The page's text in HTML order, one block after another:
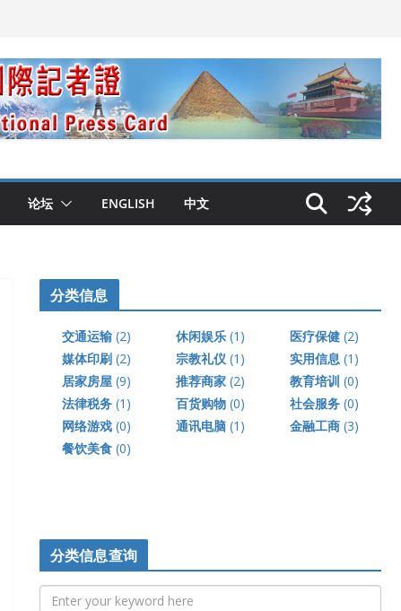
论坛 ENGLISH 中文
分类信息
交通运输 (2) 休闲娱乐 (1) 医疗保健 (2)
媒体印刷 (2) 宗教礼仪 (1) 实用信息 (1)
居家房屋 (9) 推荐商家 (2) 教育培训 (0)
法律税务 (1) 百货购物 (0) 社会服务 (0)
网络游戏 (0) 通讯电脑 (1) 金融工商 (3)
餐饮美食 (0)
分类信息查询